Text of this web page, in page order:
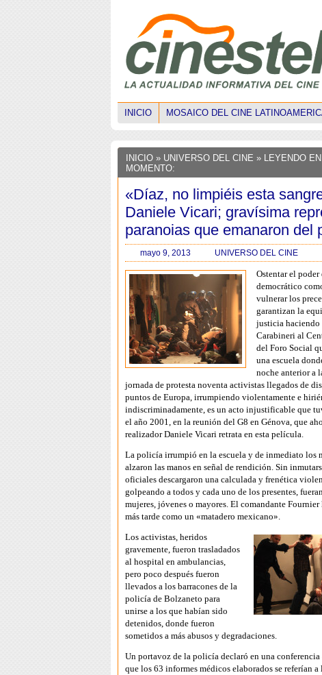
INICIO MOSAICO DEL CINE
INICIO » UNIVERSO DEL CINE » LEYENDO
MOMENTO:
«Díaz, no limpiéis esta
Daniele Vicari; gravísima
paranoias que emanaron del
mayo 9, 2013 UNIVERSO DEL CINE
Ostentar el poder
democrático
vulnerar los
garantizan la
justicia haciendo
Carabineri al
del Foro Social
una escuela
noche anterior a
jornada de protesta noventa activistas llegados de
puntos de Europa, irrumpiendo violentamente e
indiscriminadamente, es un acto injustificable que
el año 2001, en la reunión del G8 en Génova, que
realizador Daniele Vicari retrata en esta película.
La policía irrumpió en la escuela y de inmediato los
alzaron las manos en señal de rendición. Sin
oficiales descargaron una calculada y frenética
golpeando a todos y cada uno de los presentes,
mujeres, jóvenes o mayores. El comandante
más tarde como un «matadero mexicano».
Los activistas, heridos
gravemente, fueron trasladados
al hospital en ambulancias,
pero poco después fueron
llevados a los barracones de la
policía de Bolzaneto para
unirse a los que habían sido
detenidos, donde fueron
sometidos a más abusos y degradaciones.
Un portavoz de la policía declaró en una conferencia
que los 63 informes médicos elaborados se referían a